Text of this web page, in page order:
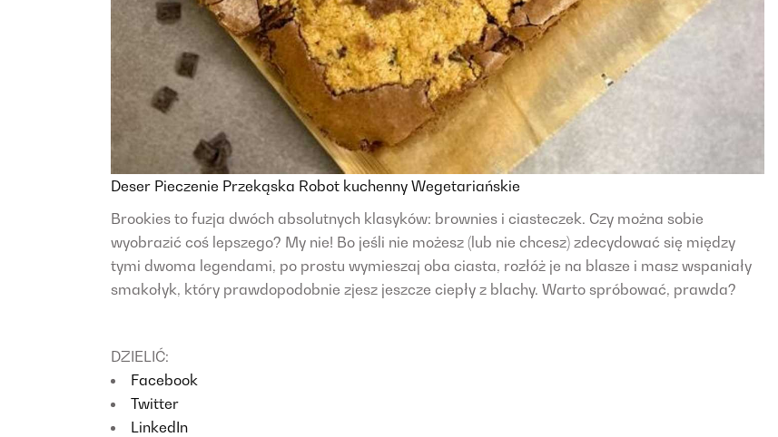
Deser Pieczenie Przekąska Robot kuchenny Wegetariańskie
Brookies to fuzja dwóch absolutnych klasyków: brownies i ciasteczek. Czy można sobie
wyobrazić coś lepszego? My nie! Bo jeśli nie możesz (lub nie chcesz) zdecydować się między
tymi dwoma legendami, po prostu wymieszaj oba ciasta, rozłóż je na blasze i masz wspaniały
smakołyk, który prawdopodobnie zjesz jeszcze ciepły z blachy. Warto spróbować, prawda?
DZIELIĆ:
Facebook
Twitter
LinkedIn